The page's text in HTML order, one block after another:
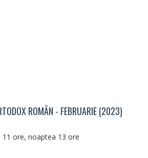
ROMÂN - FEBRUARIE (2023)
11 ore, noaptea 13 ore